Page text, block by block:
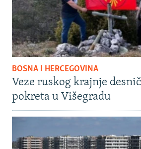
BOSNA I HERCEGOVINA
Veze ruskog krajnje
pokreta u Višegradu